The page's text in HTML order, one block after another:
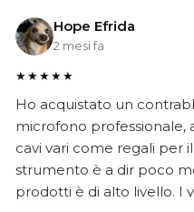
Hope Efrida
2 mesi fa
★★★★★
Ho acquistato un
microfono professionale,
cavi vari come regali per
strumento è a dir poco
prodotti è di alto livello. I